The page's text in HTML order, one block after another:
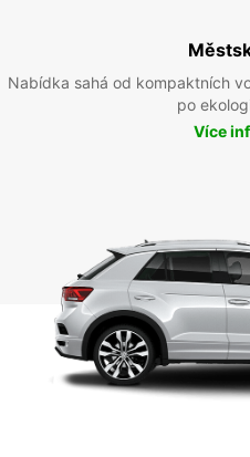
Nabídka sahá od kompaktních
po
Více